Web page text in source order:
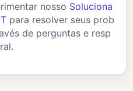
nosso Soluciona
para resolver seus prob
de perguntas e resp